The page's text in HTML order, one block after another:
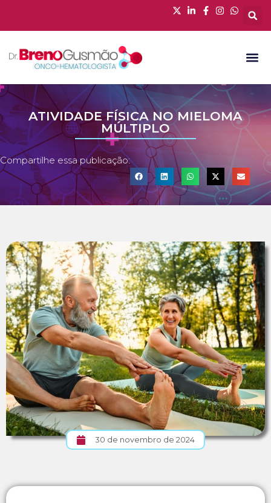
ATIVIDADE FÍSICA NO MIELOMA
MÚLTIPLO
Compartilhe essa publicação:
30 de novembro de 2024